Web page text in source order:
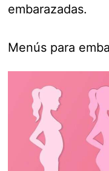
embarazadas.
Menús para